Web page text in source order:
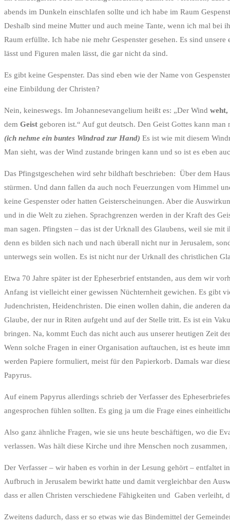
abends im Dunkeln einschlafen sollte und ich habe im Raum
Deshalb sind meine Mutter und auch meine Tante, wenn ich mal bei
Raum erfüllte. Ich habe nie mehr Gespenster gesehen. Es sind
lässt und Figuren malen lässt, die gar nicht da sind.
Es gibt keine Gespenster. Das sind eben wie der Name von
eine Einbildung der Christen?
Nein, keineswegs. Im Johannesevangelium heißt es: „Der Wind
dem Geist geboren ist.“ Auf gut deutsch. Den Geist Gottes kann
(ich nehme ein buntes Windrad zur Hand) Es ist wie mit diesem
Man sieht, was der Wind zustande bringen kann und so ist es eben
Das Pfingstgeschehen wird sehr bildhaft beschrieben: Über dem
stürmen. Und dann fallen da auch noch Feuerzungen vom Himmel
keine Gespenster oder hatten Geisterscheinungen. Aber die
und in die Welt zu ziehen. Sprachgrenzen werden in der Kraft des
man sagen. Pfingsten – das ist der Urknall des Glaubens, weil sie
denn es bilden sich nach und nach überall nicht nur in Jerusalem,
unterwegs sein wollen. Es ist nicht nur der Urknall des christlichen
Etwa 70 Jahre später ist der Epheserbrief entstanden, aus dem wir
Anfang ist vielleicht einer gewissen Nüchternheit gewichen. Es gibt
Judenchristen, Heidenchristen. Die einen wollen dahin, die anderen
Glaube, der nur in Riten aufgeht und auf der Stelle tritt. Es ist ein
bringen. Na, kommt Euch das nicht auch aus unserer heutigen Zeit
Wenn solche Fragen in einer Organisation auftauchen, ist es heute
werden Papiere formuliert, meist für den Papierkorb. Damals war
Papyrus.
Auf einem Papyrus allerdings schrieb der Verfasser des
angesprochen fühlen sollten. Es ging ja um die Frage eines
Also ganz ähnliche Fragen, wie sie uns heute beschäftigen, wo die
verlassen. Was hält diese Kirche und ihre Menschen noch
Der Verfasser – wir haben es vorhin in der Lesung gehört – entfaltet
Aufbruch in Jerusalem bewirkt hatte und damit vergleichbar den
dass er allen Christen verschiedene Fähigkeiten und Gaben
Zweitens dadurch, dass er so etwas wie das Bindemittel der